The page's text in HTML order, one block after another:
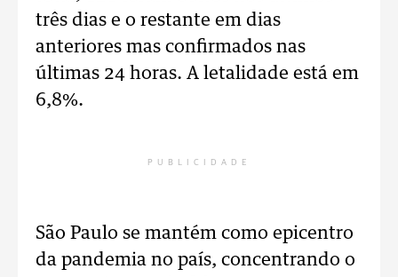
três dias e o restante em dias
anteriores mas confirmados nas
últimas 24 horas. A letalidade está em
6,8%.
PUBLICIDADE
São Paulo se mantém como epicentro
da pandemia no país, concentrando o